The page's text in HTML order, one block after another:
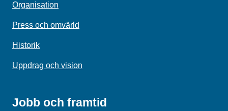
Organisation
Press och omvärld
Historik
Uppdrag och vision
Jobb och framtid